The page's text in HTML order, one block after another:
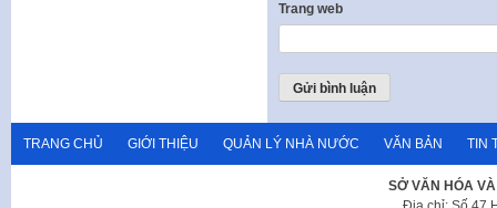
Trang web
TRANG CHỦ GIỚI THIỆU QUẢN LÝ NHÀ NƯỚC VĂN BẢN TIN
SỞ VĂN HÓA